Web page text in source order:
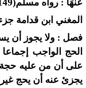
عَنْهَا : رواه مسلم(1149 )
المغني ابن قدامة جزء 3
فصل : ولا يجوز أن
الحج الواجب
على أن من عليه حجة
يجزئ عنه أن يحج